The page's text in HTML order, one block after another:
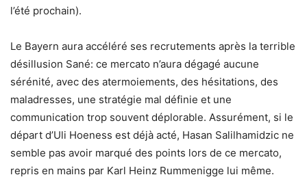
l’été prochain).
Le Bayern aura accéléré ses recrutements après la terrible
désillusion Sané: ce mercato n’aura dégagé aucune
sérénité, avec des atermoiements, des hésitations, des
maladresses, une stratégie mal définie et une
communication trop souvent déplorable. Assurément, si le
départ d’Uli Hoeness est déjà acté, Hasan Salilhamidzic ne
semble pas avoir marqué des points lors de ce mercato,
repris en mains par Karl Heinz Rummenigge lui même.